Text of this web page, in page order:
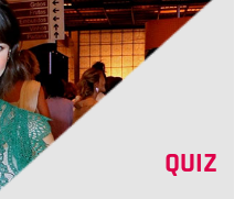
QUIZ